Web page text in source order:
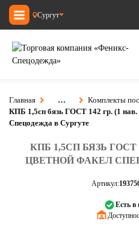
Сургут
Главная …
Комплекты
КПБ 1,5сп бязь ГОСТ 142 гр. (1 нав.
Спецодежда в Сургуте
КПБ 1,5СП БЯЗЬ ГОСТ
ЦВЕТНОЙ ФАКЕЛ
Артикул:
Есть в